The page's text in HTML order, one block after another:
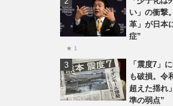
い」の衝撃
革」が日本
症”
★ 1
「震度7」
も破損。令
超えた揺れ
準の弱点”